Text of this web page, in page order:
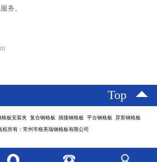
务。
Top
格板安装夹 复合钢格板 插接钢格板 平台钢格板 异形钢格板
权所有：常州市格美瑞钢格板有限公司